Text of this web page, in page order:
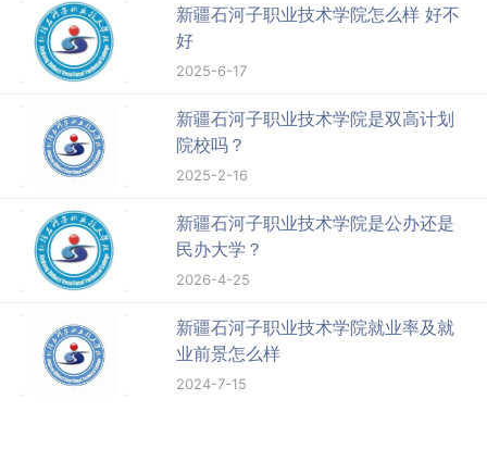
新疆石河子职业技术学院怎么样 好不
好
2025-6-17
新疆石河子职业技术学院是双高计划
院校吗？
2025-2-16
新疆石河子职业技术学院是公办还是
民办大学？
2026-4-25
新疆石河子职业技术学院就业率及就
业前景怎么样
2024-7-15